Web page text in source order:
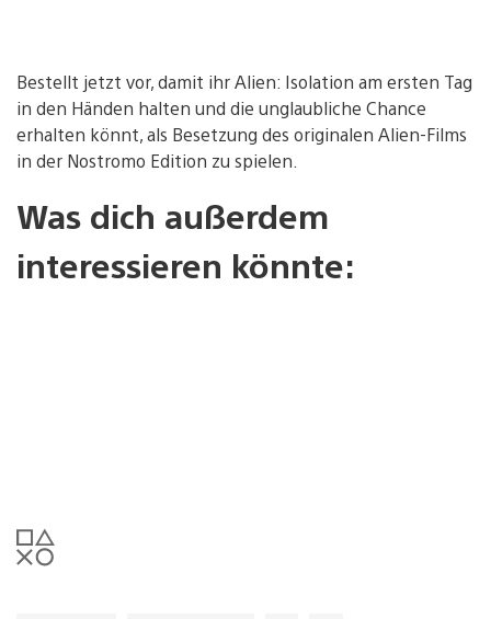
Bestellt jetzt vor, damit ihr Alien: Isolation am ersten Tag
in den Händen halten und die unglaubliche Chance
erhalten könnt, als Besetzung des originalen Alien-Films
in der Nostromo Edition zu spielen.
Was dich außerdem
interessieren könnte: